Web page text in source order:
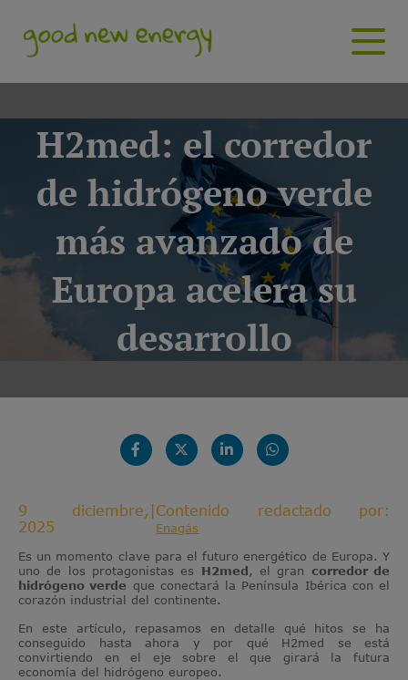
H2med: el corredor
de hidrógeno verde
más avanzado de
Europa acelera su
desarrollo
9 diciembre,
2025
Contenido redactado por:
Enagás
Es un momento clave para el futuro energético de Europa. Y
uno de los protagonistas es H2med, el gran corredor de
hidrógeno verde que conectará la Península Ibérica con el
corazón industrial del continente.
En este artículo, repasamos en detalle qué hitos se ha
conseguido hasta ahora y por qué H2med se está
convirtiendo en el eje sobre el que girará la futura
economía del hidrógeno europeo.